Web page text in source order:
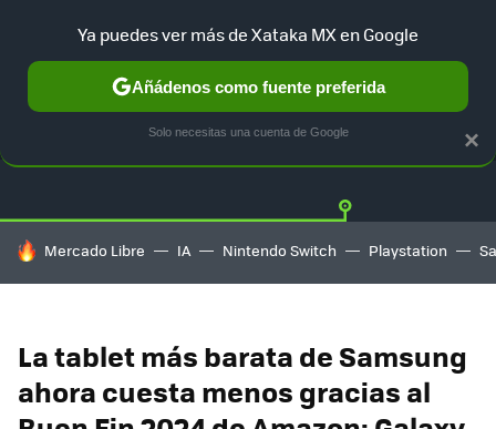
GUÍA DE COMPRAS MERCADO LIBRE
HOY SE HABLA DE
Mercado Libre IA Nintendo Switch Playstation
La tablet más barata de Samsung
ahora cuesta menos gracias al
×
Ya puedes ver más de Xataka MX en Google
Añádenos como fuente preferida
Solo necesitas una cuenta de Google